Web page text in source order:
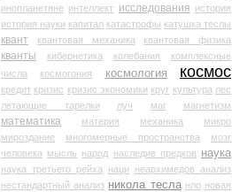
инопланетяне интеллект исследования история
история науки капитал катастрофы катушка теслы
квант квантовая механика квантовая физика
кванты кибернетика колебания
комплексные
числа
космогония космология космос
кредит кризис кризис экономики круг культура лес
летающие тарелки
луч маг магнетизм
математика материя механика
микро
мироздание
многомерные пространства
мозг
человека мысль народ наследие предков наука
наука третьего рейха наци
неархимедов анализ
нестандартный анализ никола тесла нло новая